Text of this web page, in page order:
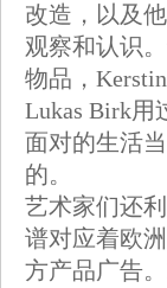
改造，以及
观察和认识
物品，
Lukas Birk用
面对的生活
的。
艺术家们还
谱对应着欧
方产品广告